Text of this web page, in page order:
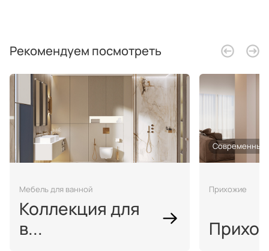
Рекомендуем посмотреть
Мебель для ванной
Коллекция для
в...
Современный
Прихожие